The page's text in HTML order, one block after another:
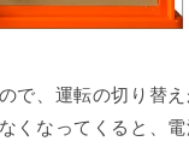
で、運転の切り替
くなってくると、